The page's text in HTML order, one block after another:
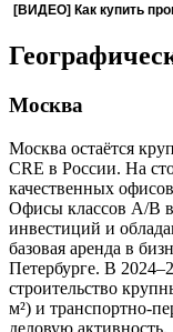
[ВИДЕО] Как купить
Москва
Москва остаётся
CRE в России. На
качественных
Офисы классов A/B
инвестиций и
базовая аренда в
Петербурге. В
строительство
м²) и транспортно-
деловую активность.